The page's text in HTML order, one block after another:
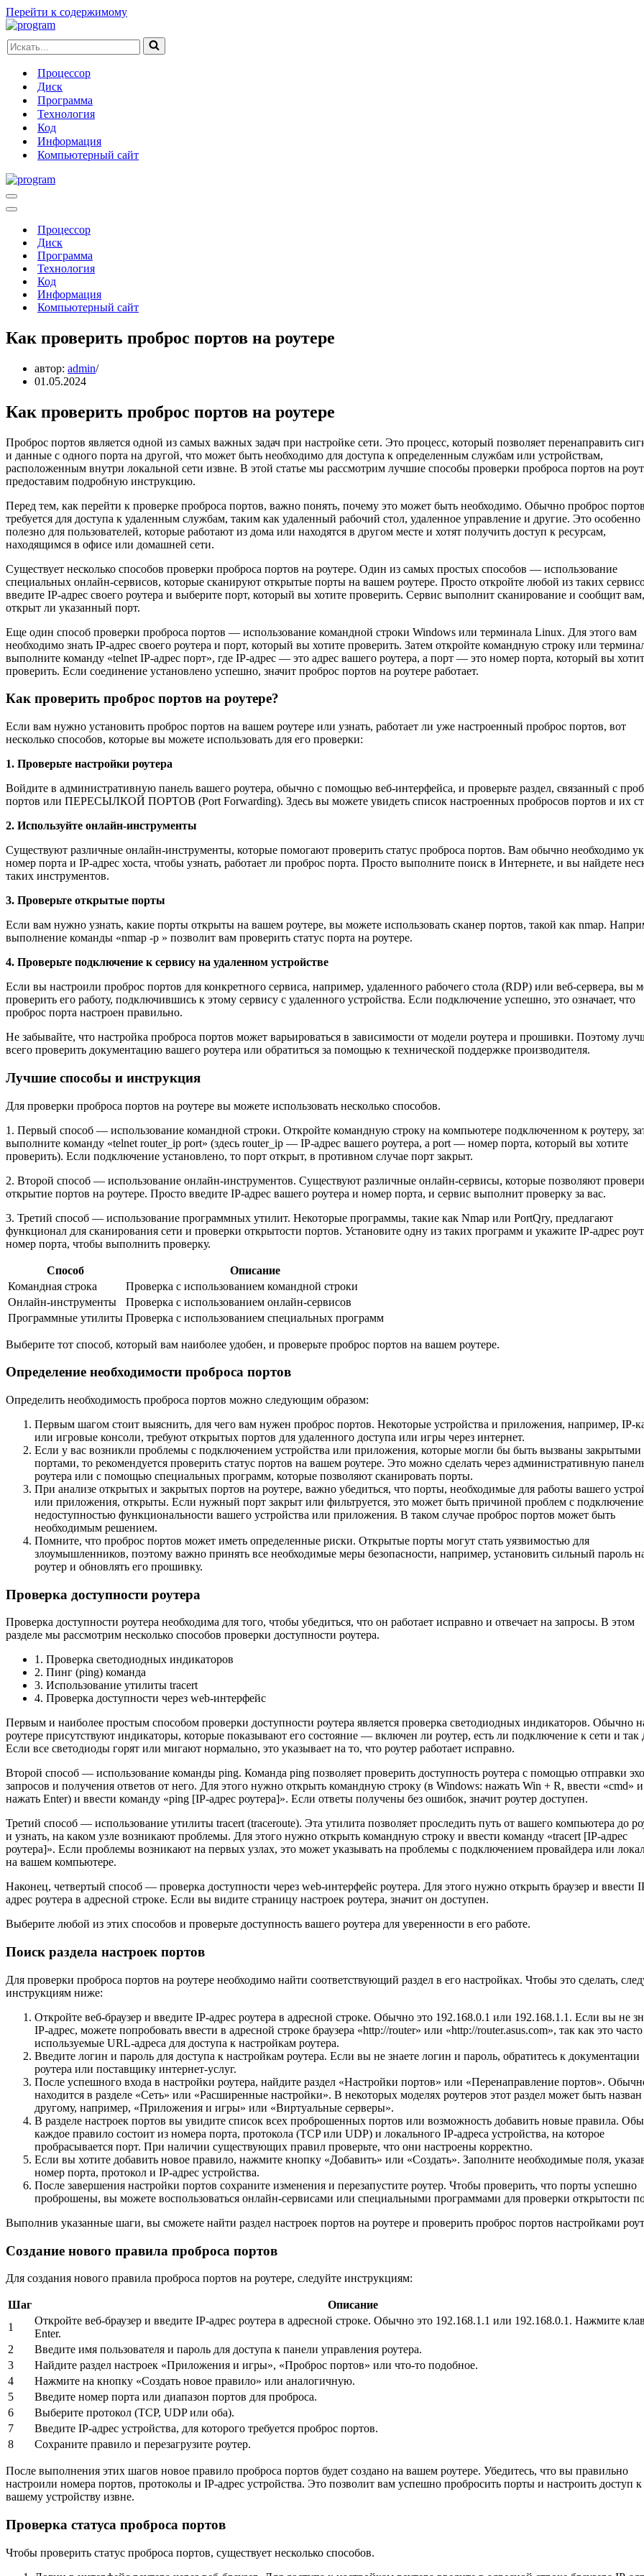
Перейти к содержимому
Искать...
Процессор
Диск
Программа
Технология
Код
Информация
Компьютерный сайт
Меню
навигации
Меню
навигацииПроцессор
Диск
Программа
Технология
Код
Информация
Компьютерный сайт
Как проверить проброс портов на роутере
автор: admin
01.05.2024
Как проверить проброс портов на роутере
Проброс портов является одной из самых важных задач при настройке сети. Это процесс, который позволяет перенаправить
и данные с одного порта на другой, что может быть необходимо для доступа к определенным службам или устройствам,
расположенным внутри локальной сети извне. В этой статье мы рассмотрим лучшие способы проверки проброса портов на
предоставим подробную инструкцию.
Перед тем, как перейти к проверке проброса портов, важно понять, почему это может быть необходимо. Обычно проброс портов
требуется для доступа к удаленным службам, таким как удаленный рабочий стол, удаленное управление и другие. Это особенно
полезно для пользователей, которые работают из дома или находятся в другом месте и хотят получить доступ к ресурсам,
находящимся в офисе или домашней сети.
Существует несколько способов проверки проброса портов на роутере. Один из самых простых способов — использование
специальных онлайн-сервисов, которые сканируют открытые порты на вашем роутере. Просто откройте любой из таких
введите IP-адрес своего роутера и выберите порт, который вы хотите проверить. Сервис выполнит сканирование и сообщит вам,
открыт ли указанный порт.
Еще один способ проверки проброса портов — использование командной строки Windows или терминала Linux. Для этого вам
необходимо знать IP-адрес своего роутера и порт, который вы хотите проверить. Затем откройте командную строку или
выполните команду «telnet IP-адрес порт», где IP-адрес — это адрес вашего роутера, а порт — это номер порта, который вы
проверить. Если соединение установлено успешно, значит проброс портов на роутере работает.
Как проверить проброс портов на роутере?
Если вам нужно установить проброс портов на вашем роутере или узнать, работает ли уже настроенный проброс портов, вот
несколько способов, которые вы можете использовать для его проверки:
1. Проверьте настройки роутера
Войдите в административную панель вашего роутера, обычно с помощью веб-интерфейса, и проверьте раздел, связанный с
портов или ПЕРЕСЫЛКОЙ ПОРТОВ (Port Forwarding). Здесь вы можете увидеть список настроенных пробросов портов и их
2. Используйте онлайн-инструменты
Существуют различные онлайн-инструменты, которые помогают проверить статус проброса портов. Вам обычно необходимо
номер порта и IP-адрес хоста, чтобы узнать, работает ли проброс порта. Просто выполните поиск в Интернете, и вы найдете
таких инструментов.
3. Проверьте открытые порты
Если вам нужно узнать, какие порты открыты на вашем роутере, вы можете использовать сканер портов, такой как nmap.
выполнение команды «nmap -p » позволит вам проверить статус порта на роутере.
4. Проверьте подключение к сервису на удаленном устройстве
Если вы настроили проброс портов для конкретного сервиса, например, удаленного рабочего стола (RDP) или веб-сервера, вы
проверить его работу, подключившись к этому сервису с удаленного устройства. Если подключение успешно, это означает, что
проброс порта настроен правильно.
Не забывайте, что настройка проброса портов может варьироваться в зависимости от модели роутера и прошивки. Поэтому
всего проверить документацию вашего роутера или обратиться за помощью к технической поддержке производителя.
Лучшие способы и инструкция
Для проверки проброса портов на роутере вы можете использовать несколько способов.
1. Первый способ — использование командной строки. Откройте командную строку на компьютере подключенном к роутеру,
выполните команду «telnet router_ip port» (здесь router_ip — IP-адрес вашего роутера, а port — номер порта, который вы хотите
проверить). Если подключение установлено, то порт открыт, в противном случае порт закрыт.
2. Второй способ — использование онлайн-инструментов. Существуют различные онлайн-сервисы, которые позволяют
открытие портов на роутере. Просто введите IP-адрес вашего роутера и номер порта, и сервис выполнит проверку за вас.
3. Третий способ — использование программных утилит. Некоторые программы, такие как Nmap или PortQry, предлагают
функционал для сканирования сети и проверки открытости портов. Установите одну из таких программ и укажите IP-адрес
номер порта, чтобы выполнить проверку.
Способ
Описание
Командная строка
Проверка с использованием командной строки
Онлайн-инструменты
Проверка с использованием онлайн-сервисов
Программные утилиты Проверка с использованием специальных программ
Выберите тот способ, который вам наиболее удобен, и проверьте проброс портов на вашем роутере.
Определение необходимости проброса портов
Определить необходимость проброса портов можно следующим образом:
Первым шагом стоит выяснить, для чего вам нужен проброс портов. Некоторые устройства и приложения, например, IP-
или игровые консоли, требуют открытых портов для удаленного доступа или игры через интернет.
Если у вас возникли проблемы с подключением устройства или приложения, которые могли бы быть вызваны закрытыми
портами, то рекомендуется проверить статус портов на вашем роутере. Это можно сделать через административную
роутера или с помощью специальных программ, которые позволяют сканировать порты.
При анализе открытых и закрытых портов на роутере, важно убедиться, что порты, необходимые для работы вашего
или приложения, открыты. Если нужный порт закрыт или фильтруется, это может быть причиной проблем с
недоступностью функциональности вашего устройства или приложения. В таком случае проброс портов может быть
необходимым решением.
Помните, что проброс портов может иметь определенные риски. Открытые порты могут стать уязвимостью для
злоумышленников, поэтому важно принять все необходимые меры безопасности, например, установить сильный пароль
роутер и обновлять его прошивку.
Проверка доступности роутера
Проверка доступности роутера необходима для того, чтобы убедиться, что он работает исправно и отвечает на запросы. В этом
разделе мы рассмотрим несколько способов проверки доступности роутера.
1. Проверка светодиодных индикаторов
2. Пинг (ping) команда
3. Использование утилиты tracert
4. Проверка доступности через web-интерфейс
Первым и наиболее простым способом проверки доступности роутера является проверка светодиодных индикаторов. Обычно
роутере присутствуют индикаторы, которые показывают его состояние — включен ли роутер, есть ли подключение к сети и так
Если все светодиоды горят или мигают нормально, это указывает на то, что роутер работает исправно.
Второй способ — использование команды ping. Команда ping позволяет проверить доступность роутера с помощью отправки
запросов и получения ответов от него. Для этого нужно открыть командную строку (в Windows: нажать Win + R, ввести «cmd» и
нажать Enter) и ввести команду «ping [IP-адрес роутера]». Если ответы получены без ошибок, значит роутер доступен.
Третий способ — использование утилиты tracert (traceroute). Эта утилита позволяет проследить путь от вашего компьютера до
и узнать, на каком узле возникают проблемы. Для этого нужно открыть командную строку и ввести команду «tracert [IP-адрес
роутера]». Если проблемы возникают на первых узлах, это может указывать на проблемы с подключением провайдера или
на вашем компьютере.
Наконец, четвертый способ — проверка доступности через web-интерфейс роутера. Для этого нужно открыть браузер и ввести
адрес роутера в адресной строке. Если вы видите страницу настроек роутера, значит он доступен.
Выберите любой из этих способов и проверьте доступность вашего роутера для уверенности в его работе.
Поиск раздела настроек портов
Для проверки проброса портов на роутере необходимо найти соответствующий раздел в его настройках. Чтобы это сделать,
инструкциям ниже:
Откройте веб-браузер и введите IP-адрес роутера в адресной строке. Обычно это 192.168.0.1 или 192.168.1.1. Если вы не
IP-адрес, можете попробовать ввести в адресной строке браузера «http://router» или «http://router.asus.com», так как это часто
используемые URL-адреса для доступа к настройкам роутера.
Введите логин и пароль для доступа к настройкам роутера. Если вы не знаете логин и пароль, обратитесь к документации
роутера или поставщику интернет-услуг.
После успешного входа в настройки роутера, найдите раздел «Настройки портов» или «Перенаправление портов».
находится в разделе «Сеть» или «Расширенные настройки». В некоторых моделях роутеров этот раздел может быть
другому, например, «Приложения и игры» или «Виртуальные серверы».
В разделе настроек портов вы увидите список всех проброшенных портов или возможность добавить новые правила.
каждое правило состоит из номера порта, протокола (TCP или UDP) и локального IP-адреса устройства, на которое
пробрасывается порт. При наличии существующих правил проверьте, что они настроены корректно.
Если вы хотите добавить новое правило, нажмите кнопку «Добавить» или «Создать». Заполните необходимые поля,
номер порта, протокол и IP-адрес устройства.
После завершения настройки портов сохраните изменения и перезапустите роутер. Чтобы проверить, что порты успешно
проброшены, вы можете воспользоваться онлайн-сервисами или специальными программами для проверки открытости
Выполнив указанные шаги, вы сможете найти раздел настроек портов на роутере и проверить проброс портов настройками
Создание нового правила проброса портов
Для создания нового правила проброса портов на роутере, следуйте инструкциям:
Шаг
Описание
1
Откройте веб-браузер и введите IP-адрес роутера в адресной строке. Обычно это 192.168.1.1 или 192.168.0.1. Нажмите
Enter.
2
Введите имя пользователя и пароль для доступа к панели управления роутера.
3
Найдите раздел настроек «Приложения и игры», «Проброс портов» или что-то подобное.
4
Нажмите на кнопку «Создать новое правило» или аналогичную.
5
Введите номер порта или диапазон портов для проброса.
6
Выберите протокол (TCP, UDP или оба).
7
Введите IP-адрес устройства, для которого требуется проброс портов.
8
Сохраните правило и перезагрузите роутер.
После выполнения этих шагов новое правило проброса портов будет создано на вашем роутере. Убедитесь, что вы правильно
настроили номера портов, протоколы и IP-адрес устройства. Это позволит вам успешно пробросить порты и настроить доступ к
вашему устройству извне.
Проверка статуса проброса портов
Чтобы проверить статус проброса портов, существует несколько способов.